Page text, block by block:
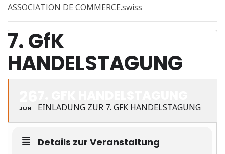
ASSOCIATION DE COMMERCE.swiss
7. GfK
HANDELSTAGUNG
JUN EINLADUNG ZUR 7. GFK HANDELSTAGUNG
Details zur Veranstaltung